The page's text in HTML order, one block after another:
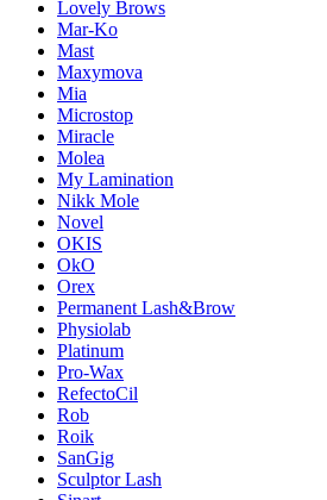
Lovely Brows
Mar-Ko
Mast
Maxymova
Mia
Microstop
Miracle
Molea
My Lamination
Nikk Mole
Novel
OKIS
OkO
Orex
Permanent Lash&Brow
Physiolab
Platinum
Pro-Wax
RefectoCil
Rob
Roik
SanGig
Sculptor Lash